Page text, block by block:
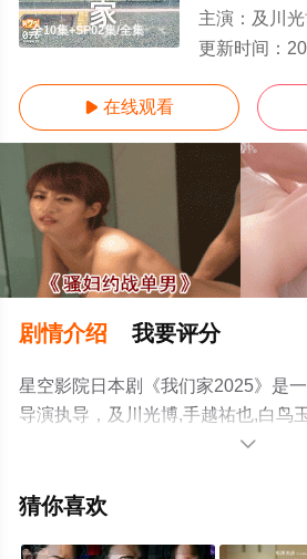
全10集+SP02集/全集
主演： 及川
更新时间：
 在线观看
剧情介绍 我要评分
星空影院日本剧《我们家2025》是
导演执导，及川光博,手越祐也,白鸟
日本电视剧，大结局剧情已揭晓（全
网，更多相关信息可移步至豆瓣电视

猜你喜欢